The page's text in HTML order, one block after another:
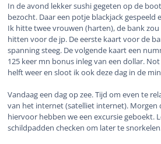
In de avond lekker sushi gegeten op de
bezocht. Daar een potje blackjack
Ik hitte twee vrouwen (harten), de bank
hitten voor de jp. De eerste kaart voor de
spanning steeg. De volgende kaart een
125 keer mn bonus inleg van een dollar.
helft weer en sloot ik ook deze dag in de
Vandaag een dag op zee. Tijd om even te
van het internet (satelliet internet). Morgen
hiervoor hebben we een excursie geboekt.
schildpadden checken om later te